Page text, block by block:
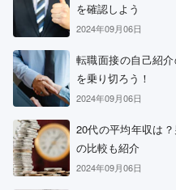
を確認しよう
2024年09月06日
転職面接の自己紹
を乗り切ろう！
2024年09月06日
20代の平均年収は
の比較も紹介
2024年09月06日